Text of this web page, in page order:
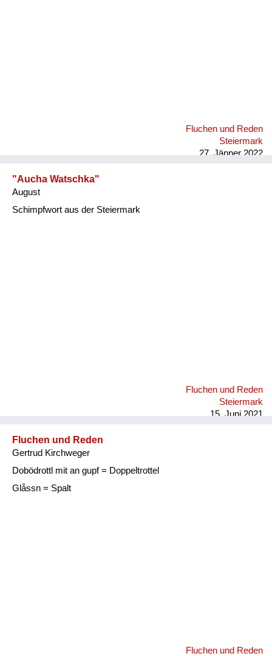
Fluchen und Reden
Steiermark
27. Jänner 2022
"Aucha Watschka"
August
Schimpfwort aus der Steiermark
Fluchen und Reden
Steiermark
15. Juni 2021
Fluchen und Reden
Gertrud Kirchweger
Dobödrottl mit an gupf = Doppeltrottel
Glåssn = Spalt
Fluchen und Reden